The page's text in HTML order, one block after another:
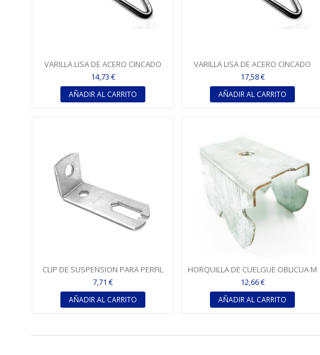
VARILLA LISA DE ACERO CINCADO
CON GANCHO Ø 4 - 375 MM
14,73 €
AÑADIR AL CARRITO
VARILLA LISA DE ACERO CINCADO
CON GANCHO Ø 4 - 500 MM
17,58 €
AÑADIR AL CARRITO
CLIP DE SUSPENSION PARA PERFIL
T24 - T15 MM
7,71 €
AÑADIR AL CARRITO
HORQUILLA DE CUELGUE OBLICUA M
6 PARA TC 47
12,66 €
AÑADIR AL CARRITO